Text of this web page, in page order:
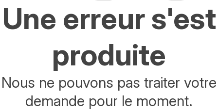
Une erreur s'est
produite
Nous ne pouvons pas traiter votre
demande pour le moment.